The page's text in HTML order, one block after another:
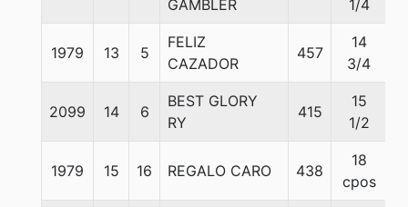
GAMBLER
1/4
1979 13 5
FELIZ
CAZADOR
457
14
3/4
2099 14 6
BEST GLORY
RY
415
15
1/2
1979 15 16 REGALO CARO 438
18
cpos